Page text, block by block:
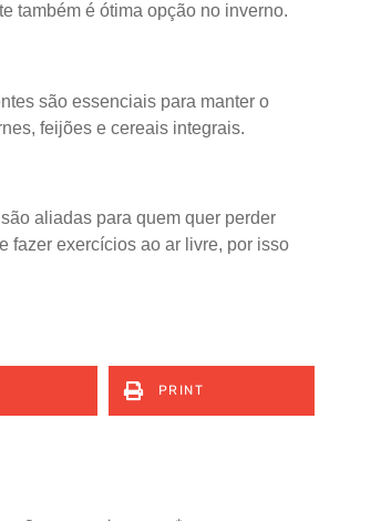
também é ótima opção no inverno.
são essenciais para manter o
feijões e cereais integrais.
aliadas para quem quer perder
fazer exercícios ao ar livre, por isso
PRINT